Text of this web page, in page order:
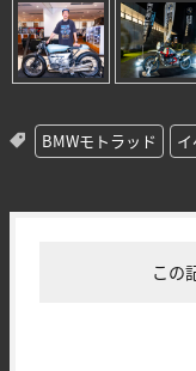
BMWモトラッド
この